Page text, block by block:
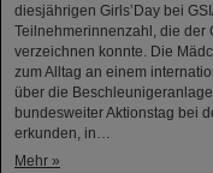
diesjährigen Girls’Day bei
Teilnehmerinnenzahl, die der
verzeichnen konnte. Die
zum Alltag an einem
über die
bundesweiter Aktionstag bei
erkunden, in…
Mehr »